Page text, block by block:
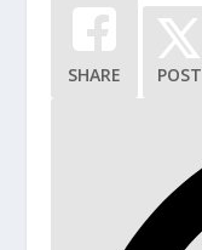
SHARE POST